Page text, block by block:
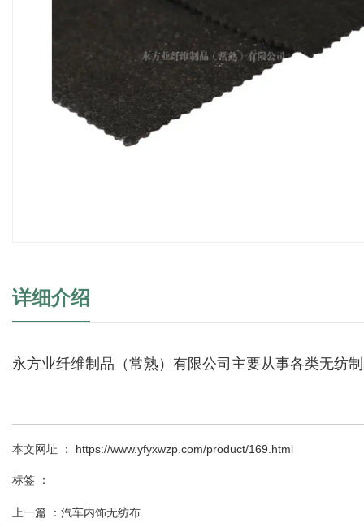
详细介绍
永方业纤维制品（常熟）有限公司主要从事各类无纺
本文网址 ： https://www.yfyxwzp.com/product/169.html
标签 ：
上一篇 ： 汽车内饰无纺布